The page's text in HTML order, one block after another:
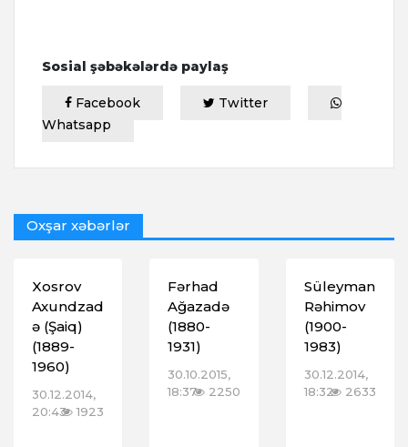
Sosial şəbəkələrdə paylaş
Facebook
Twitter
Whatsapp
Oxşar xəbərlər
Xosrov
Axundzad
ə (Şaiq)
(1889-
1960)
30.12.2014,
20:43
1923
Fərhad
Ağazadə
(1880-
1931)
30.10.2015,
18:37 2250
Süleyman
Rəhimov
(1900-
1983)
30.12.2014,
18:32 2633